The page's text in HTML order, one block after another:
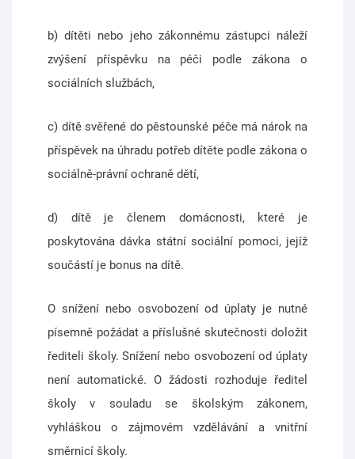
b) dítěti nebo jeho zákonnému zástupci náleží
zvýšení příspěvku na péči podle zákona o
sociálních službách,
c) dítě svěřené do pěstounské péče má nárok na
příspěvek na úhradu potřeb dítěte podle zákona o
sociálně-právní ochraně dětí,
d) dítě je členem domácnosti, které je
poskytována dávka státní sociální pomoci, jejíž
součástí je bonus na dítě.
O snížení nebo osvobození od úplaty je nutné
písemně požádat a příslušné skutečnosti doložit
řediteli školy. Snížení nebo osvobození od úplaty
není automatické. O žádosti rozhoduje ředitel
školy v souladu se školským zákonem,
vyhláškou o zájmovém vzdělávání a vnitřní
směrnicí školy.